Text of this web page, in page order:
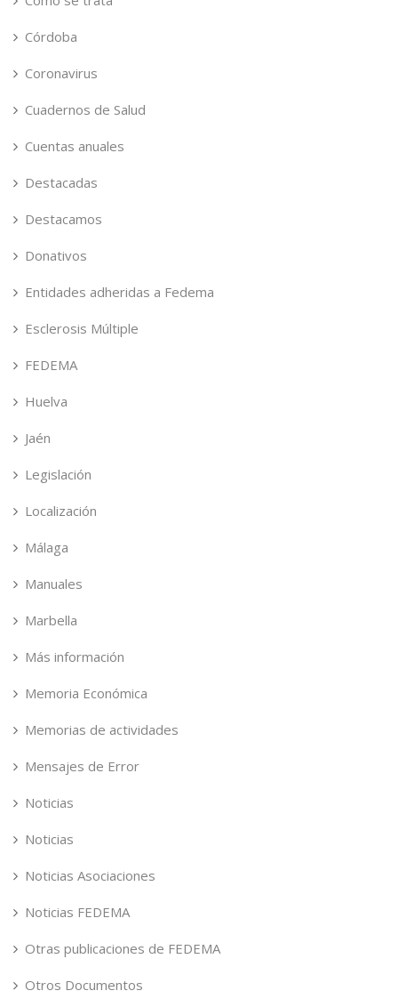
Córdoba
Coronavirus
Cuadernos de Salud
Cuentas anuales
Destacadas
Destacamos
Donativos
Entidades adheridas a Fedema
Esclerosis Múltiple
FEDEMA
Huelva
Jaén
Legislación
Localización
Málaga
Manuales
Marbella
Más información
Memoria Económica
Memorias de actividades
Mensajes de Error
Noticias
Noticias
Noticias Asociaciones
Noticias FEDEMA
Otras publicaciones de FEDEMA
Otros Documentos